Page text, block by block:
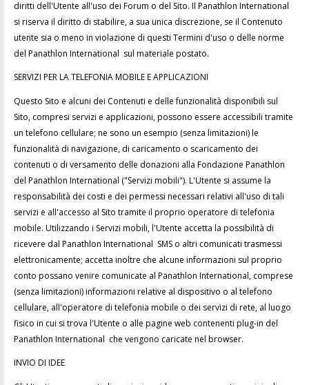
diritti dell'Utente all'uso dei Forum o del Sito. Il Panathlon International
si riserva il diritto di stabilire, a sua unica discrezione, se il Contenuto
utente sia o meno in violazione di questi Termini d'uso o delle norme
del Panathlon International sul materiale postato.
SERVIZI PER LA TELEFONIA MOBILE E APPLICAZIONI
Questo Sito e alcuni dei Contenuti e delle funzionalità disponibili sul
Sito, compresi servizi e applicazioni, possono essere accessibili tramite
un telefono cellulare; ne sono un esempio (senza limitazioni) le
funzionalità di navigazione, di caricamento o scaricamento dei
contenuti o di versamento delle donazioni alla Fondazione Panathlon
del Panathlon International ("Servizi mobili"). L'Utente si assume la
responsabilità dei costi e dei permessi necessari relativi all'uso di tali
servizi e all'accesso al Sito tramite il proprio operatore di telefonia
mobile. Utilizzando i Servizi mobili, l'Utente accetta la possibilità di
ricevere dal Panathlon International SMS o altri comunicati trasmessi
elettronicamente; accetta inoltre che alcune informazioni sul proprio
conto possano venire comunicate al Panathlon International, comprese
(senza limitazioni) informazioni relative al dispositivo o al telefono
cellulare, all'operatore di telefonia mobile o dei servizi di rete, al luogo
fisico in cui si trova l'Utente o alle pagine web contenenti plug-in del
Panathlon International che vengono caricate nel browser.
INVIO DI IDEE